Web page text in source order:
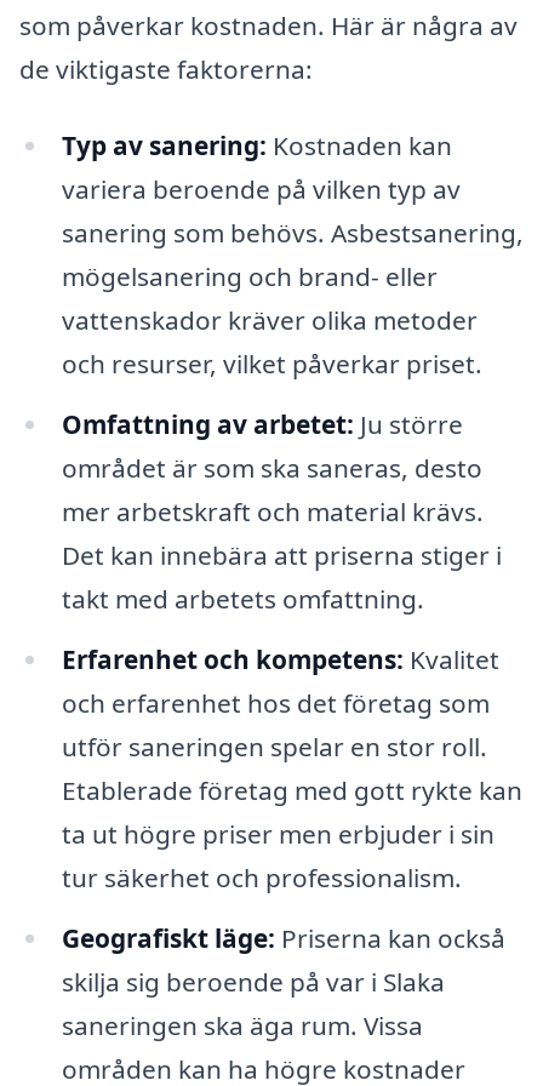
som påverkar kostnaden. Här är några av
de viktigaste faktorerna:
Typ av sanering: Kostnaden kan
variera beroende på vilken typ av
sanering som behövs. Asbestsanering,
mögelsanering och brand- eller
vattenskador kräver olika metoder
och resurser, vilket påverkar priset.
Omfattning av arbetet: Ju större
området är som ska saneras, desto
mer arbetskraft och material krävs.
Det kan innebära att priserna stiger i
takt med arbetets omfattning.
Erfarenhet och kompetens: Kvalitet
och erfarenhet hos det företag som
utför saneringen spelar en stor roll.
Etablerade företag med gott rykte kan
ta ut högre priser men erbjuder i sin
tur säkerhet och professionalism.
Geografiskt läge: Priserna kan också
skilja sig beroende på var i Slaka
saneringen ska äga rum. Vissa
områden kan ha högre kostnader